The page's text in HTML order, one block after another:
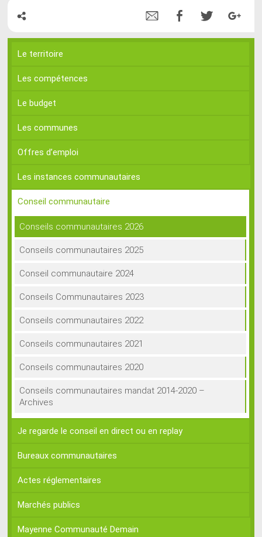
Le territoire
Les compétences
Le budget
Les communes
Offres d’emploi
Les instances communautaires
Conseil communautaire
Conseils communautaires 2026
Conseils communautaires 2025
Conseil communautaire 2024
Conseils Communautaires 2023
Conseils communautaires 2022
Conseils communautaires 2021
Conseils communautaires 2020
Conseils communautaires mandat 2014-2020 –
Archives
Je regarde le conseil en direct ou en replay
Bureaux communautaires
Actes réglementaires
Marchés publics
Mayenne Communauté Demain